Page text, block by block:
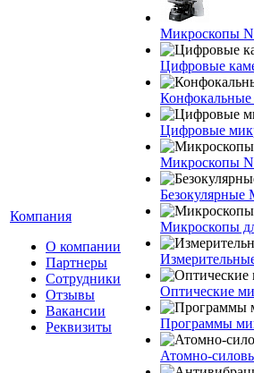
Компания
О компании
Партнеры
Сотрудники
Отзывы
Вакансии
Реквизиты
Микроскопы
Цифровые
Цифровые
Микроскопы
Безокулярные
Микроскопы
Оптические
Программы
Атомно-